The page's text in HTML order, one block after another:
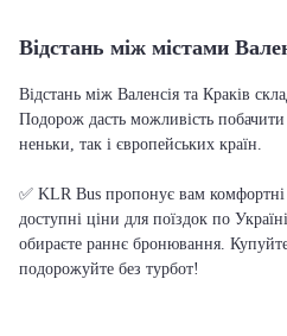
Відстань між містами
Відстань між Валенсія та Краків
Подорож дасть можливість
неньки, так і європейських країн.
✅ KLR Bus пропонує вам комфортні
доступні ціни для поїздок по
обираєте раннє бронювання.
подорожуйте без турбот!